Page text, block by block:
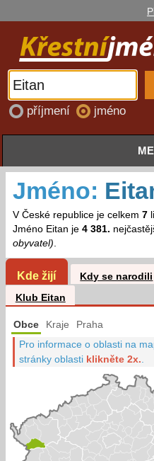
příjmení jméno
Jméno:
V České republice je celkem 7
Jméno Eitan je 4 381.
obyvatel).
Kde žijí Kdy se narodili
Klub Eitan
Obce Kraje Praha
Pro informace o oblasti na
stránky oblasti klikněte 2x.